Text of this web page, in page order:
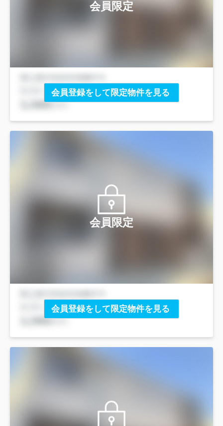
会員限定
会員登録をして限定物件を見る
会員限定
会員登録をして限定物件を見る